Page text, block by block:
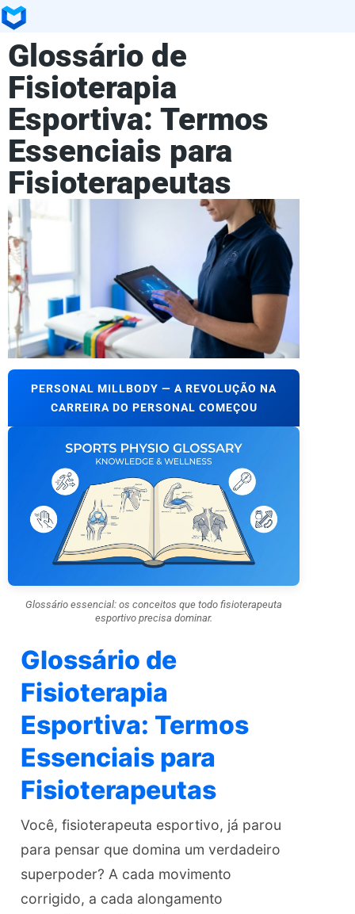
Glossário de
Fisioterapia
Esportiva: Termos
Essenciais para
Fisioterapeutas
PERSONAL MILLBODY — A REVOLUÇÃO NA
CARREIRA DO PERSONAL COMEÇOU
Glossário essencial: os conceitos que todo fisioterapeuta
esportivo precisa dominar.
Glossário de
Fisioterapia
Esportiva: Termos
Essenciais para
Fisioterapeutas
Você, fisioterapeuta esportivo, já parou
para pensar que domina um verdadeiro
superpoder? A cada movimento
corrigido, a cada alongamento